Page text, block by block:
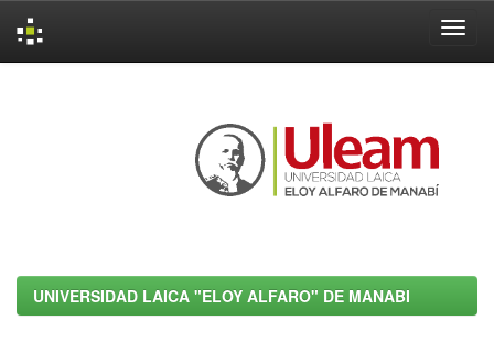
UNIVERSIDAD LAICA "ELOY ALFARO" DE MANABI